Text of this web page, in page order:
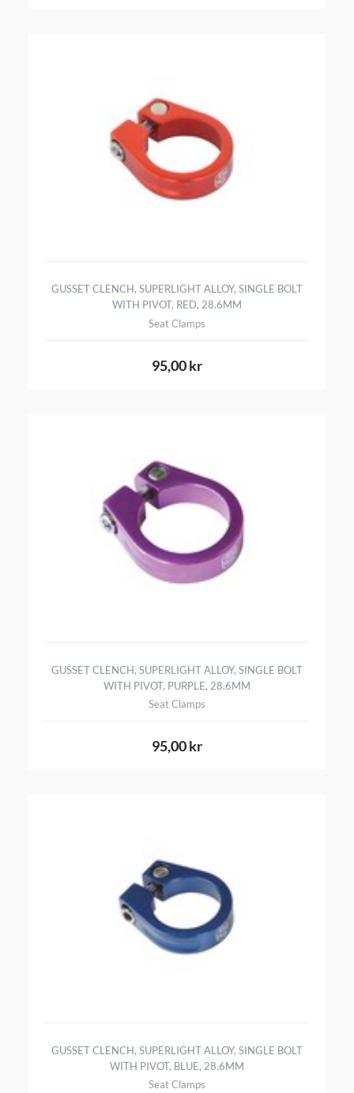
GUSSET CLENCH, SUPERLIGHT ALLOY, SINGLE BOLT
WITH PIVOT, RED, 28.6MM
Seat Clamps
95,00 kr
GUSSET CLENCH, SUPERLIGHT ALLOY, SINGLE BOLT
WITH PIVOT, PURPLE, 28.6MM
Seat Clamps
95,00 kr
GUSSET CLENCH, SUPERLIGHT ALLOY, SINGLE BOLT
WITH PIVOT, BLUE, 28.6MM
Seat Clamps